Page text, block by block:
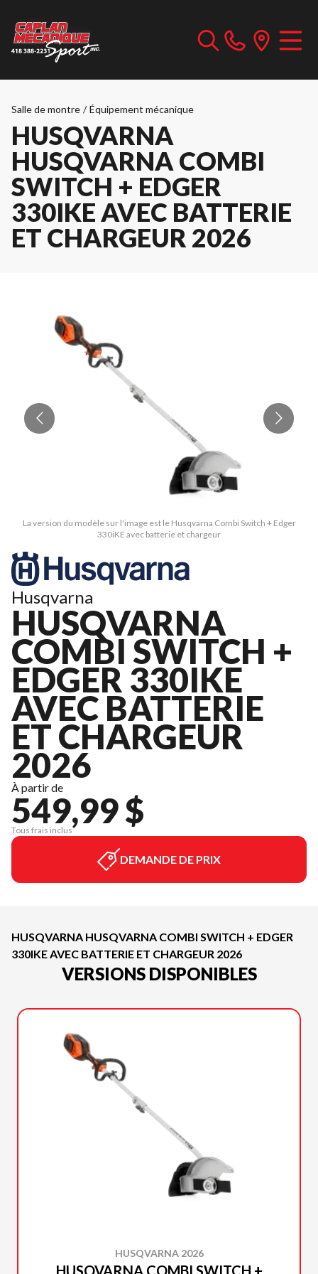
Salle de montre / Équipement mécanique
HUSQVARNA
HUSQVARNA COMBI
SWITCH + EDGER
330IKE AVEC BATTERIE
ET CHARGEUR 2026
La version du modèle sur l'image est le Husqvarna Combi Switch + Edger
330iKE avec batterie et chargeur
Husqvarna
HUSQVARNA
COMBI SWITCH +
EDGER 330IKE
AVEC BATTERIE
ET CHARGEUR
2026
À partir de
549,99 $
Tous frais inclus
DEMANDE DE PRIX
HUSQVARNA HUSQVARNA COMBI SWITCH + EDGER
330IKE AVEC BATTERIE ET CHARGEUR 2026
VERSIONS DISPONIBLES
HUSQVARNA 2026
HUSQVARNA COMBI SWITCH +